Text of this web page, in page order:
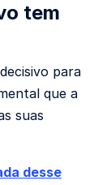
tem
para
que a
suas
desse